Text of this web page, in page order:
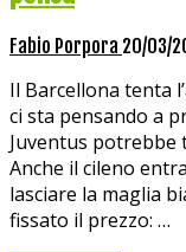
Fabio Porpora 20/03/
Il Barcellona tenta
ci sta pensando a
Juventus potrebbe
Anche il cileno
lasciare la maglia
fissato il prezzo: …